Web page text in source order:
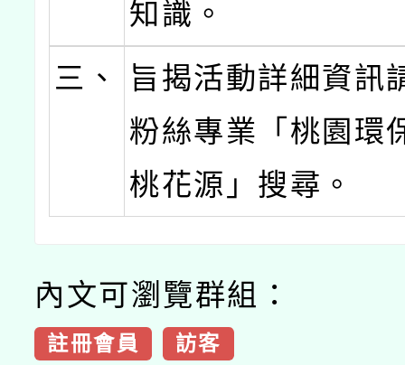
知識。
三、
旨揭活動詳細資訊
粉絲專業「桃園環
桃花源」搜尋。
內文可瀏覽群組：
註冊會員 訪客